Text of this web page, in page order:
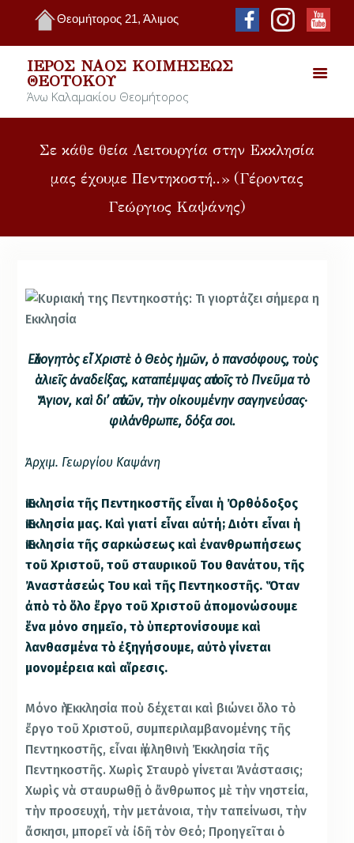
Θεομήτορος 21, Άλιμος
ΙΕΡΌΣ ΝΑΌΣ ΚΟΙΜΉΣΕΩΣ
ΘΕΟΤΌΚΟΥ
Άνω Καλαμακίου Θεομήτορος
Σε κάθε θεία Λειτουργία στην Εκκλησία
μας έχουμε Πεντηκοστή..» (Γέροντας
Γεώργιος Καψάνης)
Εὐλογητὸς εἶ Χριστὲ ὁ Θεὸς ἡμῶν, ὁ πανσόφους, τοὺς
ἁλιεῖς ἀναδείξας, καταπέμψας αὐτοῖς τὸ Πνεῦμα τὸ
Ἅγιον, καὶ δι’ αὐτῶν, τὴν οἰκουμένην σαγηνεύσας·
φιλάνθρωπε, δόξα σοι.
Ἀρχιμ. Γεωργίου Καψάνη
Ἐκκλησία τῆς Πεντηκοστῆς εἶναι ἡ Ὀρθόδοξος
Ἐκκλησία μας. Καὶ γιατί εἶναι αὐτή; Διότι εἶναι ἡ
Ἐκκλησία τῆς σαρκώσεως καὶ ἐνανθρωπήσεως
τοῦ Χριστοῦ, τοῦ σταυρικοῦ Του θανάτου, τῆς
Ἀναστάσεώς Του καὶ τῆς Πεντηκοστῆς. Ὅταν
ἀπὸ τὸ ὅλο ἔργο τοῦ Χριστοῦ ἀπομονώσουμε
ἕνα μόνο σημεῖο, τὸ ὑπερτονίσουμε καὶ
λανθασμένα τὸ ἐξηγήσουμε, αὐτὸ γίνεται
μονομέρεια καὶ αἵρεσις.
Μόνο ἡ Ἐκκλησία ποὺ δέχεται καὶ βιώνει ὅλο τὸ
ἔργο τοῦ Χριστοῦ, συμπεριλαμβανομένης τῆς
Πεντηκοστῆς, εἶναι ἡ ἀληθινὴ Ἐκκλησία τῆς
Πεντηκοστῆς. Χωρὶς Σταυρὸ γίνεται Ἀνάστασις;
Χωρὶς νὰ σταυρωθῇ ὁ ἄνθρωπος μὲ τὴν νηστεία,
τὴν προσευχή, τὴν μετάνοια, τὴν ταπείνωσι, τὴν
ἄσκησι, μπορεῖ νὰ ἰδῆ τὸν Θεό; Προηγεῖται ὁ